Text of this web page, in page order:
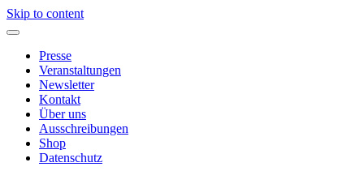
Skip to content
Presse
Veranstaltungen
Newsletter
Kontakt
Über uns
Ausschreibungen
Shop
Datenschutz